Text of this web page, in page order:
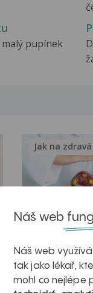
pupínek
jater v
obrazech
Jak na
Náš web
Náš web
tak jako lékař,
mohl co nejlépe